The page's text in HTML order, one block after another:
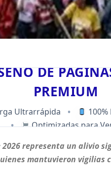
DE
PREMIUM
Ultrarrápida •
•
Optimizadas para
representa un alivio
mantuvieron vigilias